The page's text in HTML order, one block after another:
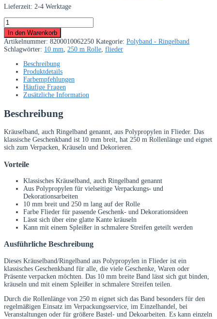
Lieferzeit: 2-4 Werktage
Kräuselband/Ringelband
10
mm
Flieder
–
Rolle
Menge
In den Warenkorb
Artikelnummer: 8200010062250 Kategorie: Polyband - Ringelband
Schlagwörter: 10 mm, 250 m Rolle, flieder
Beschreibung
Produktdetails
Farbempfehlungen
Häufige Fragen
Zusätzliche Information
Beschreibung
Kräuselband, auch Ringelband genannt, aus Polypropylen in Flieder. Das
klassische Geschenkband ist 10 mm breit, hat 250 m Rollenlänge und eignet
sich zum Verpacken, Kräuseln und Dekorieren.
Vorteile
Klassisches Kräuselband, auch Ringelband genannt
Aus Polypropylen für vielseitige Verpackungs- und
Dekorationsarbeiten
10 mm breit und 250 m lang auf der Rolle
Farbe Flieder für passende Geschenk- und Dekorationsideen
Lässt sich über eine glatte Kante kräuseln
Kann mit einem Spleißer in schmalere Streifen geteilt werden
Ausführliche Beschreibung
Dieses Kräuselband/Ringelband aus Polypropylen in Flieder ist ein
klassisches Geschenkband für alle, die viele Geschenke, Waren oder
Präsente verpacken möchten. Das 10 mm breite Band lässt sich gut binden,
kräuseln und mit einem Spleißer in schmalere Streifen teilen.
Durch die Rollenlänge von 250 m eignet sich das Band besonders für den
regelmäßigen Einsatz im Verpackungsservice, im Einzelhandel, bei
Veranstaltungen oder für größere Bastel- und Dekoarbeiten. Es kann einzeln